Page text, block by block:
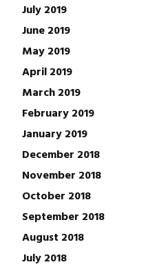
July 2019
June 2019
May 2019
April 2019
March 2019
February 2019
January 2019
December 2018
November 2018
October 2018
September 2018
August 2018
July 2018